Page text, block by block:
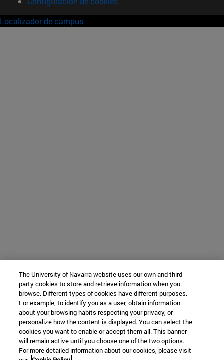
Localizador de campus
The University of Navarra website uses our own and third-
party cookies to store and retrieve information when you
browse. Different types of cookies have different purposes.
For example, to identify you as a user, obtain information
about your browsing habits respecting your privacy, or
personalize how the content is displayed. You can select the
cookies you want to enable or accept them all. This banner
will remain active until you choose one of the two options.
For more detailed information about our cookies, please visit